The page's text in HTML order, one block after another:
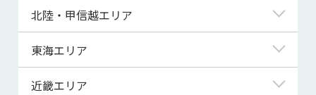
青森県
宮城県
東京都
神奈川県
埼玉県
北陸・甲信越エリア
新潟県
富山県
東海エリア
岐阜県
近畿エリア